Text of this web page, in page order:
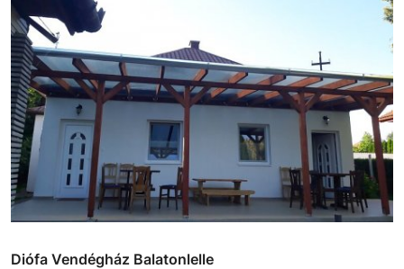
Diófa Vendégház Balatonlelle